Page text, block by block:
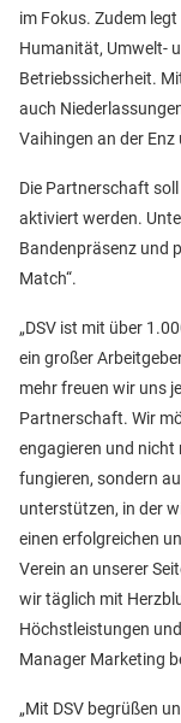
im Fokus. Zudem
Humanität, Umwelt-
Betriebssicherheit.
auch
Vaihingen an der
Die Partnerschaft
aktiviert werden.
Bandenpräsenz und
Match“.
„DSV ist mit über
ein großer
mehr freuen wir uns
Partnerschaft. Wir
engagieren und
fungieren, sondern
unterstützen, in der
einen erfolgreichen
Verein an unserer
wir täglich mit
Höchstleistungen
Manager Marketing
„Mit DSV begrüßen